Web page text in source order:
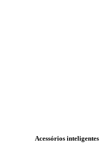
Acessórios inteligentes